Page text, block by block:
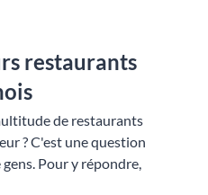
restaurants
de restaurants
? C'est une question
Pour y répondre,